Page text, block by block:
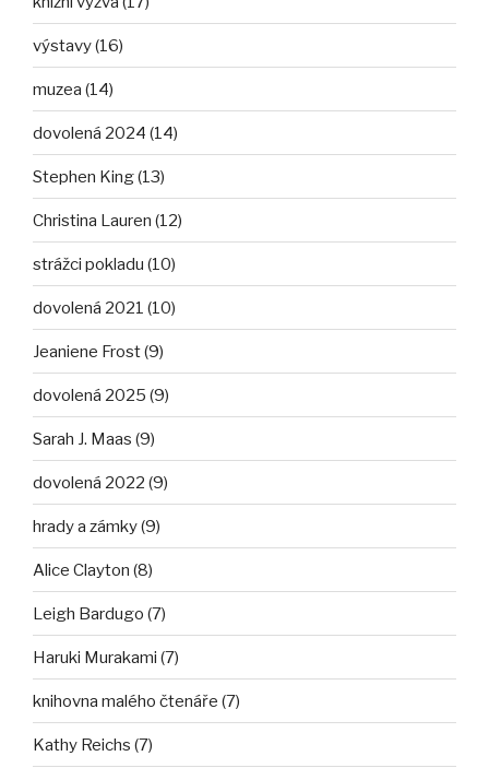
výstavy (16)
muzea (14)
dovolená 2024 (14)
Stephen King (13)
Christina Lauren (12)
strážci pokladu (10)
dovolená 2021 (10)
Jeaniene Frost (9)
dovolená 2025 (9)
Sarah J. Maas (9)
dovolená 2022 (9)
hrady a zámky (9)
Alice Clayton (8)
Leigh Bardugo (7)
Haruki Murakami (7)
knihovna malého čtenáře (7)
Kathy Reichs (7)